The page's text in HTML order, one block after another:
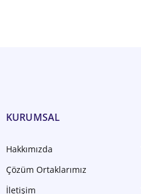
KURUMSAL
Hakkımızda
Çözüm Ortaklarımız
İletişim